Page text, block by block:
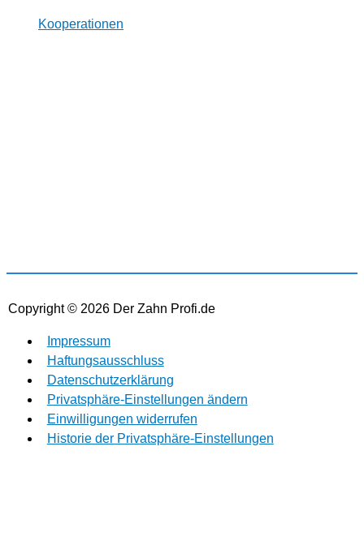
Kooperationen
Copyright © 2026 Der Zahn Profi.de
Impressum
Haftungsausschluss
Datenschutzerklärung
Privatsphäre-Einstellungen ändern
Einwilligungen widerrufen
Historie der Privatsphäre-Einstellungen